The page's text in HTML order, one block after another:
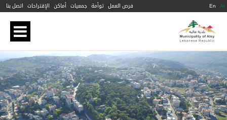
اتصل بنا الإقتراحات أماكن جمعيات توأمة فرص العمل En Ar